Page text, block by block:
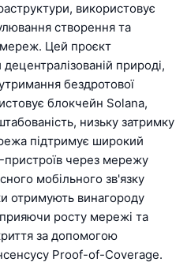
використовує
створення та
мереж. Цей проєкт
децентралізованій природі,
бездротової
блокчейн Solana,
низьку затримку
підтримує широкий
пристроїв через мережу
мобільного зв'язку
отримують винагороду
росту мережі та
за допомогою
Proof-of-Coverage.